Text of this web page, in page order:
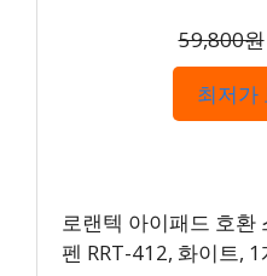
59,800원
최저가
로랜텍 아이패드 호환
펜 RRT-412, 화이트, 1